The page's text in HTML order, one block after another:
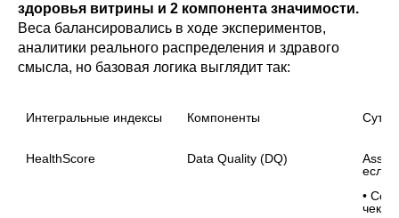
здоровья витрины и 2 компонента значимости.
Веса балансировались в ходе экспериментов,
аналитики реального распределения и здравого
смысла, но базовая логика выглядит так:
Интегральные индексы Компоненты Суть,
HealthScore Data Quality (DQ)
если
•